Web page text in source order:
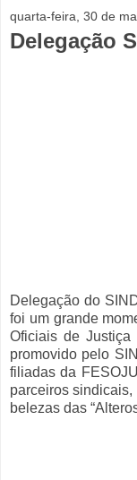
quarta-feira, 30 de
Delegação
Delegação do
foi um grande
Oficiais de
promovido pelo
filiadas da
parceiros
belezas das